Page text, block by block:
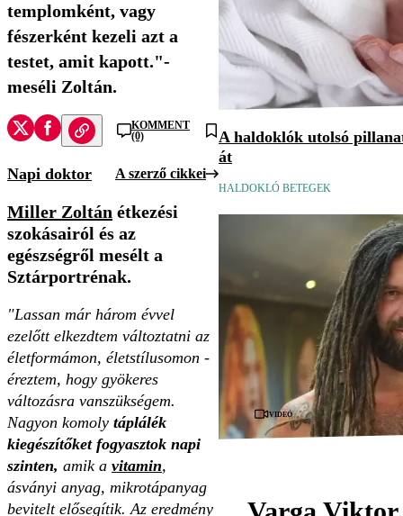
templomként, vagy
fészerként kezeli azt a
testet, amit kapott."-
meséli Zoltán.
KOMMENT
(0)
Napi doktor A szerző cikkei
Miller Zoltán étkezési
szokásairól és az
egészségről mesélt a
Sztárportrénak.
"Lassan már három évvel
ezelőtt elkezdtem változtatni az
életformámon, életstílusomon -
éreztem, hogy gyökeres
változásra vanszükségem.
Nagyon komoly táplálék
kiegészítőket fogyasztok napi
szinten, amik a vitamin,
ásványi anyag, mikrotápanyag
bevitelt elősegítik. Az eredmény
A haldoklók utolsó
át
HALDOKLÓ BETEGEK
Videó